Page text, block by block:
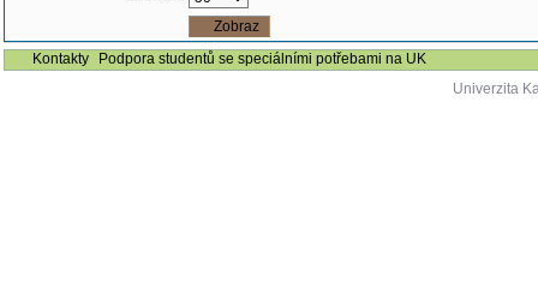
Kontakty
Podpora studentů se speciálními potřebami na UK
Univerzita